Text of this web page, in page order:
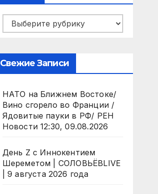
Рубрики
Свежие Записи
НАТО на Ближнем Востоке/
Вино сгорело во Франции /
Ядовитые пауки в РФ/ РЕН
Новости 12:30, 09.08.2026
День Z с Иннокентием
Шереметом | СОЛОВЬЁВLIVE
| 9 августа 2026 года